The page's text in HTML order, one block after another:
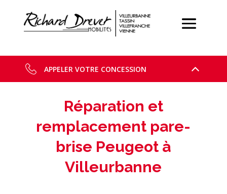
APPELER VOTRE CONCESSION
Réparation et
remplacement pare-
brise Peugeot à
Villeurbanne